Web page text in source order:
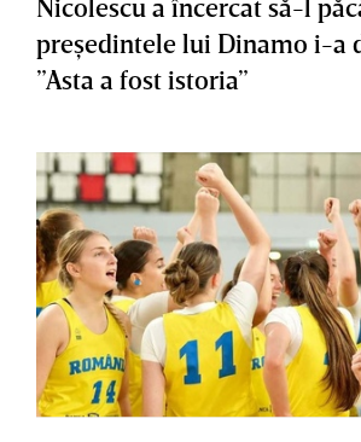
Nicolescu a încercat să-l
preşedintele lui Dinamo i-a
”Asta a fost istoria”